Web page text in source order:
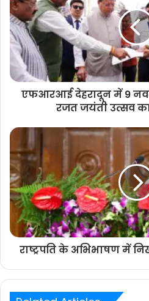
एफआरआई देहरादून में 9
रजत जयंती उत्सव
राष्ट्रपति के अभिभाषण में